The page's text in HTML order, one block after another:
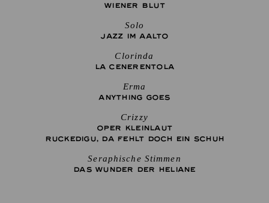
WIENER BLUT
Solo
JAZZ IM AALTO
Clorinda
LA CENE­RENTOLA
Erma
ANYTHING GOES
Crizzy
OPER KLEINLAUT
RUCKEDIGU, DA FEHLT DOCH EIN SCHUH
Seraphische Stimmen
DAS WUNDER DER HELIANE